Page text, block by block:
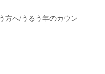
方へ/うるう年のカウン